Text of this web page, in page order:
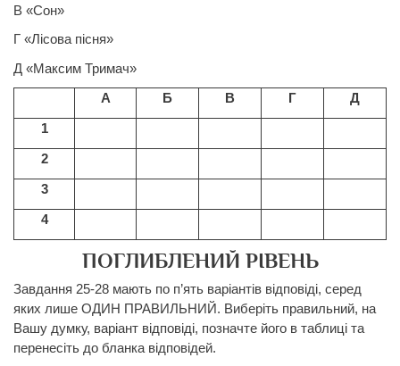
В «Сон»
Г «Лісова пісня»
Д «Максим Тримач»
А
Б В Г
Д
1
2
3
4
ПОГЛИБЛЕНИЙ РІВЕНЬ
Завдання 25-28 мають по п’ять варіантів відповіді, серед
яких лише ОДИН ПРАВИЛЬНИЙ. Виберіть правильний, на
Вашу думку, варіант відповіді, позначте його в таблиці та
перенесіть до бланка відповідей.